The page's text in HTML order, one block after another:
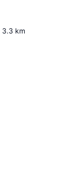
3.3 km